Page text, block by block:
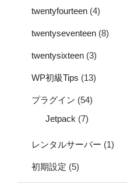
twentyfourteen (4)
twentyseventeen (8)
twentysixteen (3)
WP初級Tips (13)
プラグイン (54)
Jetpack (7)
レンタルサーバー (1)
初期設定 (5)